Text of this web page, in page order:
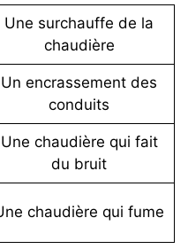
Une surchauffe de la
chaudière
Un encrassement des
conduits
Une chaudière qui fait
du bruit
chaudière qui fume